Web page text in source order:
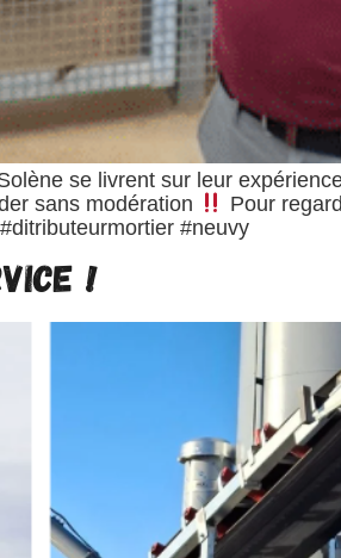
se livrent sur leur
sans modération
Pour
#neuvy
!